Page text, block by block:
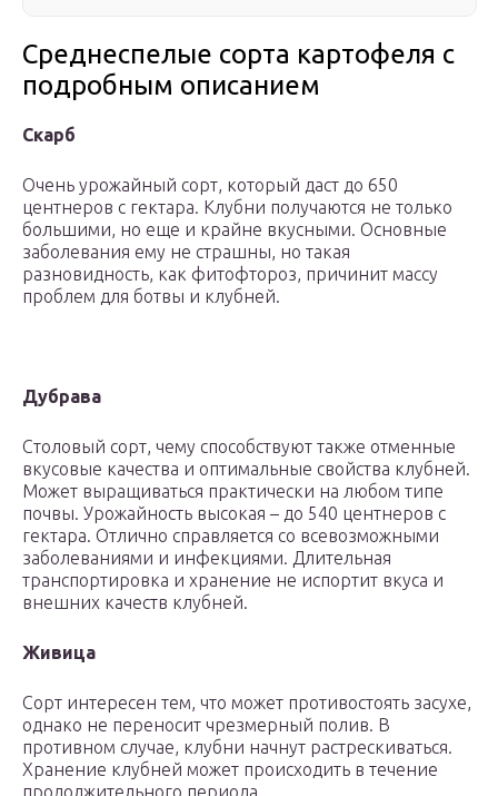
Среднеспелые сорта картофеля с
подробным описанием
Скарб
Очень урожайный сорт, который даст до 650
центнеров с гектара. Клубни получаются не только
большими, но еще и крайне вкусными. Основные
заболевания ему не страшны, но такая
разновидность, как фитофтороз, причинит массу
проблем для ботвы и клубней.
Дубрава
Столовый сорт, чему способствуют также отменные
вкусовые качества и оптимальные свойства клубней.
Может выращиваться практически на любом типе
почвы. Урожайность высокая – до 540 центнеров с
гектара. Отлично справляется со всевозможными
заболеваниями и инфекциями. Длительная
транспортировка и хранение не испортит вкуса и
внешних качеств клубней.
Живица
Сорт интересен тем, что может противостоять засухе,
однако не переносит чрезмерный полив. В
противном случае, клубни начнут растрескиваться.
Хранение клубней может происходить в течение
продолжительного периода.